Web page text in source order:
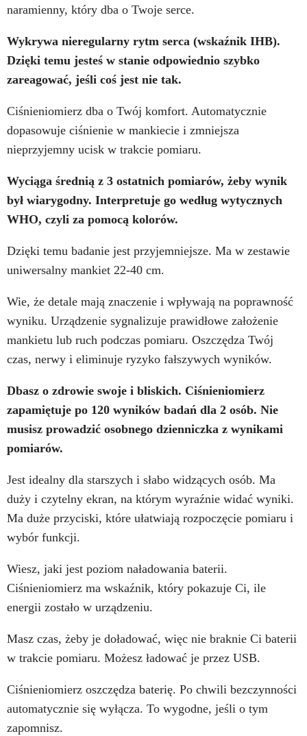
naramienny, który dba o Twoje serce.
Wykrywa nieregularny rytm serca (wskaźnik IHB).
Dzięki temu jesteś w stanie odpowiednio szybko
zareagować, jeśli coś jest nie tak.
Ciśnieniomierz dba o Twój komfort. Automatycznie
dopasowuje ciśnienie w mankiecie i zmniejsza
nieprzyjemny ucisk w trakcie pomiaru.
Wyciąga średnią z 3 ostatnich pomiarów, żeby wynik
był wiarygodny. Interpretuje go według wytycznych
WHO, czyli za pomocą kolorów.
Dzięki temu badanie jest przyjemniejsze. Ma w zestawie
uniwersalny mankiet 22-40 cm.
Wie, że detale mają znaczenie i wpływają na poprawność
wyniku. Urządzenie sygnalizuje prawidłowe założenie
mankietu lub ruch podczas pomiaru. Oszczędza Twój
czas, nerwy i eliminuje ryzyko fałszywych wyników.
Dbasz o zdrowie swoje i bliskich. Ciśnieniomierz
zapamiętuje po 120 wyników badań dla 2 osób. Nie
musisz prowadzić osobnego dzienniczka z wynikami
pomiarów.
Jest idealny dla starszych i słabo widzących osób. Ma
duży i czytelny ekran, na którym wyraźnie widać wyniki.
Ma duże przyciski, które ułatwiają rozpoczęcie pomiaru i
wybór funkcji.
Wiesz, jaki jest poziom naładowania baterii.
Ciśnieniomierz ma wskaźnik, który pokazuje Ci, ile
energii zostało w urządzeniu.
Masz czas, żeby je doładować, więc nie braknie Ci baterii
w trakcie pomiaru. Możesz ładować je przez USB.
Ciśnieniomierz oszczędza baterię. Po chwili bezczynności
automatycznie się wyłącza. To wygodne, jeśli o tym
zapomnisz.